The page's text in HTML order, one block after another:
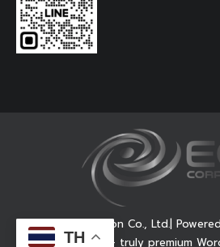
© EQS Corporation Co., Ltd.|
Theme — truly premium
TH